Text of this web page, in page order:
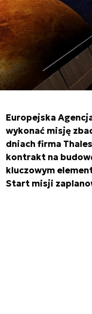
Europejska
wykonać misję
dniach firma
kontrakt na
kluczowym
Start misji